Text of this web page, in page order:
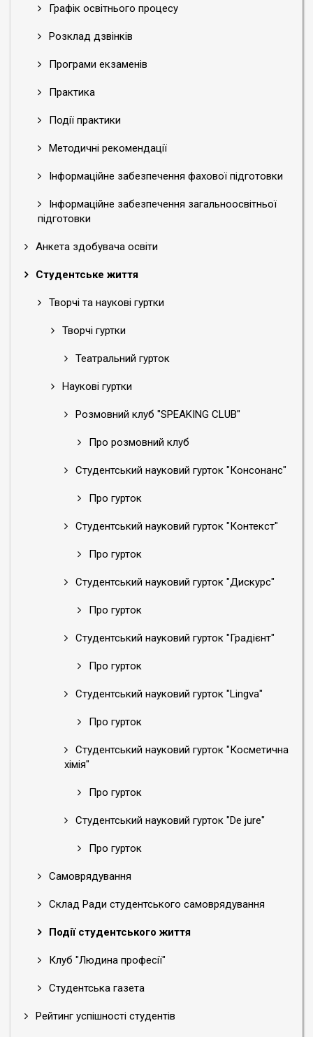
Графік освітнього процесу
Розклад дзвінків
Програми екзаменів
Практика
Події практики
Методичні рекомендації
Інформаційне забезпечення фахової підготовки
Інформаційне забезпечення загальноосвітньої
підготовки
Анкета здобувача освіти
Студентське життя
Творчі та наукові гуртки
Творчі гуртки
Театральний гурток
Наукові гуртки
Розмовний клуб "SPEAKING CLUB"
Про розмовний клуб
Студентський науковий гурток "Консонанс"
Про гурток
Студентський науковий гурток "Контекст"
Про гурток
Студентський науковий гурток "Дискурс"
Про гурток
Студентський науковий гурток "Градієнт"
Про гурток
Студентський науковий гурток "Lingva"
Про гурток
Студентський науковий гурток "Косметична
хімія"
Про гурток
Студентський науковий гурток "De jure"
Про гурток
Самоврядування
Склад Ради студентського самоврядування
Події студентського життя
Клуб "Людина професії"
Студентська газета
Рейтинг успішності студентів